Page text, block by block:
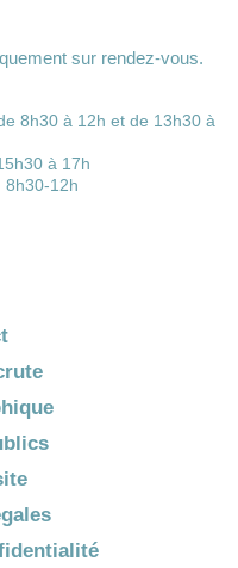
sur rendez-vous.
8h30 à 12h et de 13h30 à
à 17h
8h30-12h